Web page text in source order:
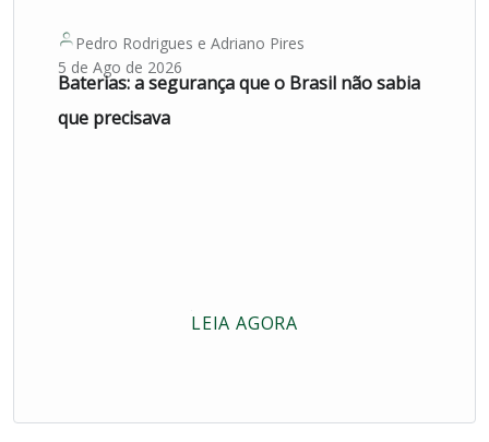
Pedro Rodrigues e Adriano Pires
5 de Ago de 2026
Baterias: a segurança que o Brasil não sabia
que precisava
LEIA AGORA